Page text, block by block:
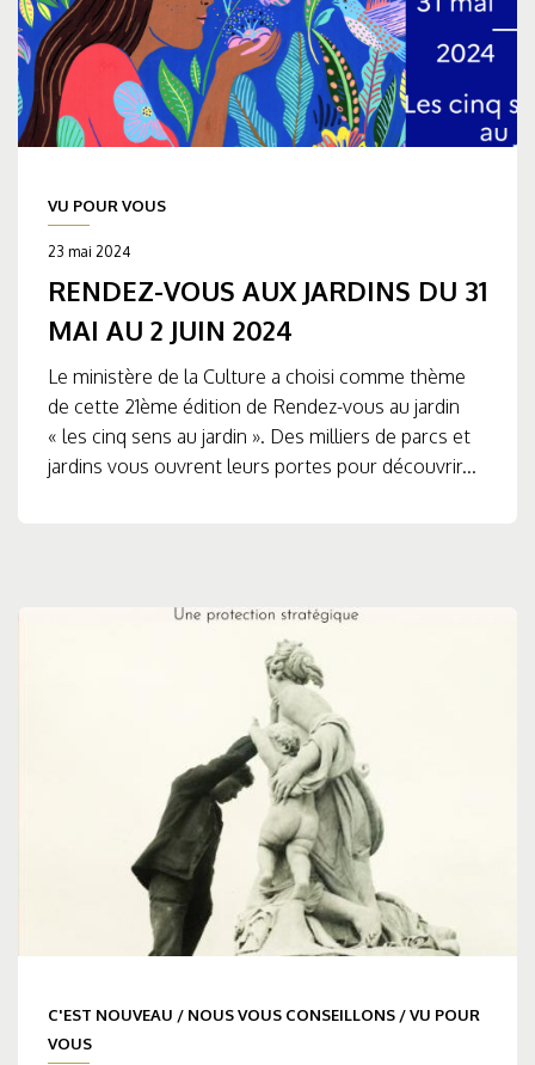
VU POUR VOUS
23 mai 2024
RENDEZ-VOUS AUX JARDINS DU 31
MAI AU 2 JUIN 2024
Le ministère de la Culture a choisi comme thème
de cette 21ème édition de Rendez-vous au jardin
« les cinq sens au jardin ». Des milliers de parcs et
jardins vous ouvrent leurs portes pour découvrir...
C'EST NOUVEAU / NOUS VOUS CONSEILLONS /VU POUR
VOUS